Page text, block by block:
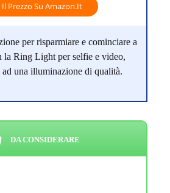
Il Prezzo Su Amazon.it
per risparmiare e cominciare a
la Ring Light per selfie e video,
ad una illuminazione di qualità.
DA CONSIDERARE